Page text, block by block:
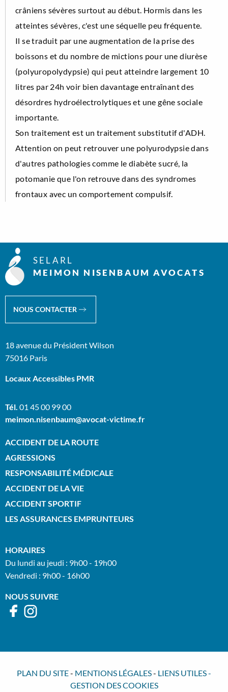
crâniens sévères surtout au début. Hormis dans les
atteintes sévères, c'est une séquelle peu fréquente.
Il se traduit par une augmentation de la prise des
boissons et du nombre de mictions pour une diurèse
(polyuropolydypsie) qui peut atteindre largement 10
litres par 24h voir bien davantage entraînant des
désordres hydroélectrolytiques et une gêne sociale
importante.
Son traitement est un traitement substitutif d'ADH.
Attention on peut retrouver une polyurodypsie dans
d'autres pathologies comme le diabète sucré, la
potomanie que l'on retrouve dans des syndromes
frontaux avec un comportement compulsif.
SELARL
MEIMON NISENBAUM AVOCATS
NOUS CONTACTER
18 avenue du Président Wilson
75016 Paris
Locaux Accessibles PMR
Tél. 01 45 00 99 00
meimon.nisenbaum@avocat-victime.fr
ACCIDENT DE LA ROUTE
AGRESSIONS
RESPONSABILITÉ MÉDICALE
ACCIDENT DE LA VIE
ACCIDENT SPORTIF
LES ASSURANCES EMPRUNTEURS
HORAIRES
Du lundi au jeudi : 9h00 - 19h00
Vendredi : 9h00 - 16h00
NOUS SUIVRE
PLAN DU SITE- MENTIONS LÉGALES- LIENS UTILES-
GESTION DES COOKIES